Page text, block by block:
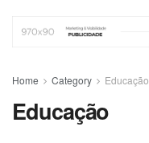
Home Category Educação
Educação